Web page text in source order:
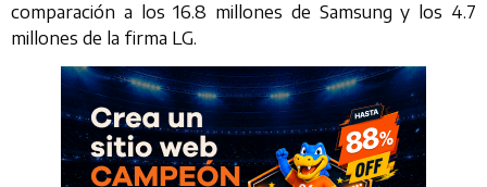
comparación a los 16.8 millones de Samsung y los 4.7
millones de la firma LG.